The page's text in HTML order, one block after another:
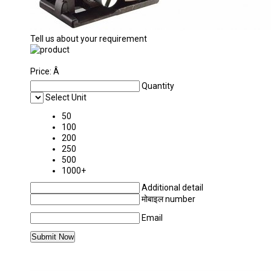
Tell us about your requirement
Price: Â
Quantity
Select Unit
50
100
200
250
500
1000+
Additional detail
मोबाइल number
Email